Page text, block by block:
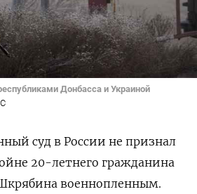
Донбасса и Украиной
суд в России не признал
20-летнего гражданина
военнопленным.